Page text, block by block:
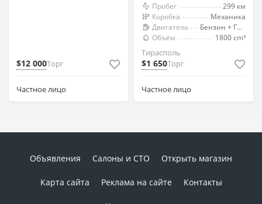
$12 000Торг
Частное лицо
Пробег
299 км
Коробка
Механика
Двигатель
Бензин + Газ (Метан)
Объём
1800 cm³
Тирасполь
$1 650Торг
Частное лицо
Объявления Салоны и СТО Открыть магазин
Карта сайта Реклама на сайте Контакты